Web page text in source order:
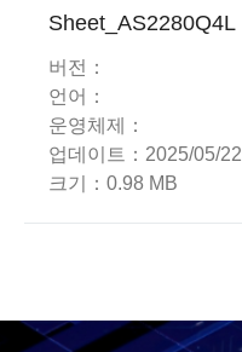
Sheet_AS2280Q4L
버전：
언어：
운영체제：
업데이트： 2025/05/22
크기： 0.98 MB